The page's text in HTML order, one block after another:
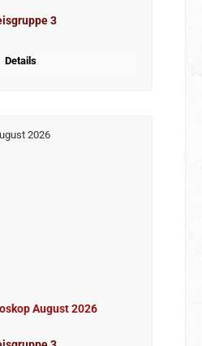
3
Details
August 2026